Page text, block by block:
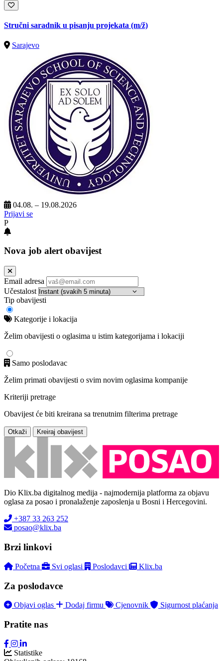
Stručni saradnik u pisanju projekata (m/ž)
Sarajevo
04.08. – 19.08.2026
Prijavi se
P
Nova job alert obavijest
Email adresa
Učestalost
Tip obavijesti
Kategorije i lokacija
Želim obavijesti o oglasima u istim kategorijama i lokaciji
Samo poslodavac
Želim primati obavijesti o svim novim oglasima kompanije
Kriteriji pretrage
Obavijest će biti kreirana sa trenutnim filterima pretrage
Otkaži Kreiraj obavijest
Dio Klix.ba digitalnog medija - najmodernija platforma za objavu
oglasa za posao i pronalaženje zaposlenja u Bosni i Hercegovini.
+387 33 263 252
posao@klix.ba
Brzi linkovi
Početna Svi oglasi Poslodavci Klix.ba
Za poslodavce
Objavi oglas Dodaj firmu Cjenovnik Sigurnost plaćanja
Pratite nas
Statistike